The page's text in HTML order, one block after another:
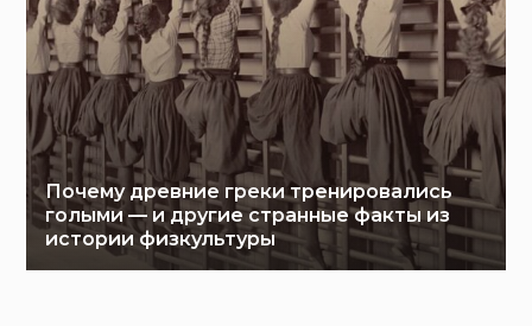
Почему древние греки тренировались
голыми — и другие странные факты из
истории физкультуры